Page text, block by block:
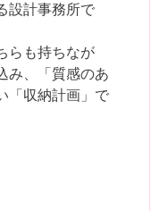
設計事務所で
らも持ちなが
み、「質感のあ
「収納計画」で